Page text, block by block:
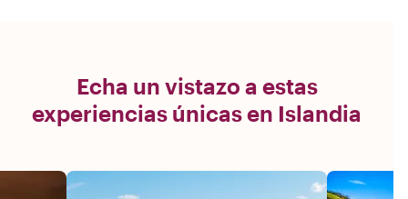
Echa un vistazo a estas
experiencias únicas en Islandia